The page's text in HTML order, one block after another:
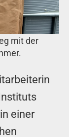
mit der
einer